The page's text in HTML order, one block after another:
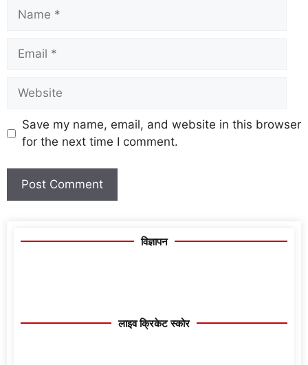
Save my name, email, and website in this browser
for the next time I comment.
विज्ञापन
लाइव क्रिकेट स्कोर